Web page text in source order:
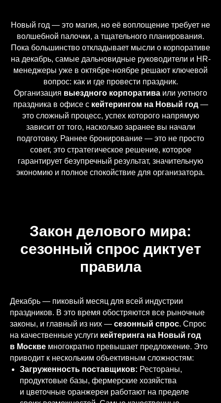
Новый год — это магия, но её воплощение требует не
волшебной палочки, а тщательного планирования.
Пока большинство откладывает мысли о корпоративе
на декабрь, самые дальновидные руководители и HR-
менеджеры уже в октябре-ноябре решают ключевой
вопрос: как и где провести праздник.
Организация выездного корпоратива или уютного
праздника в офисе с кейтерингом на Новый год—
это сложный процесс, успех которого напрямую
зависит от того, насколько заранее вы начали
подготовку. Раннее бронирование — это не просто
совет, это стратегическое решение, которое
гарантирует безупречный результат, значительную
экономию и полное спокойствие для организатора.
Закон делового мира:
сезонный спрос диктует
правила
Декабрь — пиковый месяц для всей индустрии
праздников. В это время обостряются все рыночные
законы, и главный из них — сезонный спрос. Спрос
на качественные услуги кейтеринга на Новый год
в Москве многократно превышает предложение. Это
приводит к нескольким объективным сложностям:
Загруженность поставщиков: Рестораны,
продуктовые базы, фермерские хозяйства
и цветочные оранжереи работают на пределе